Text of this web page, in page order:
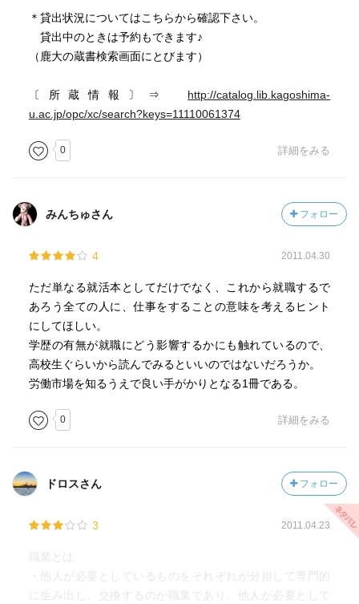
＊貸出状況についてはこちらから確認下さい。
貸出中のときは予約もできます♪
（鹿大の蔵書検索画面にとびます）
〔所蔵情報〕⇒ http://catalog.lib.kagoshima-
u.ac.jp/opc/xc/search?keys=11110061374
0 詳細をみる
みんちゅさん フォロー
4 2011.04.30
ただ単なる就活本としてだけでなく、これから就職するで
あろう全ての人に、仕事をすることの意味を考えるヒント
にしてほしい。
学歴の有無が就職にどう影響するかにも触れているので、
高校生ぐらいから読んでみるといいのではないだろうか。
労働市場を知るうえで良い手がかりとなる1冊である。
0 詳細をみる
ドロスさん フォロー
3 2011.04.23
職業とは
・他人が必要としているものをそれぞれが分担して専門的
に生み出し、交換するのが職業であり、他人が必要として